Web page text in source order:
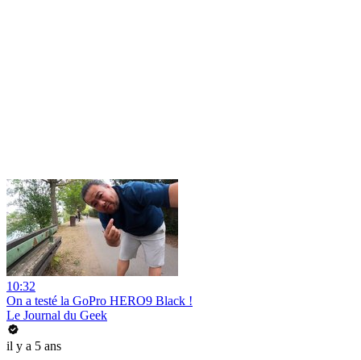
10:32
On a testé la GoPro HERO9 Black !
Le Journal du Geek
il y a 5 ans